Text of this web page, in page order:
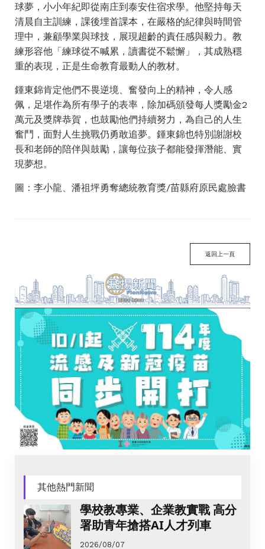
球夢，小小年紀即從南庄到泰安住宿求學。他堅持每天
清晨自主訓練，課後埋首課本，在嚴格的紀律與時間管
理中，兼顧學業與球技，展現超齡的責任感與毅力。教
練形容他「練球從不喊累，讀書從不鬆懈」，其成熟穩
重的表現，正是生命教育最動人的教材。
鍾東錦肯定他們不畏逆境、奮發向上的精神，令人感
佩，足堪作為所有學子的表率，除加碼頒發每人獎勵金2
萬元及獎牌恭賀，也鼓勵他們持續努力，為自己的人生
奮鬥，面對人生挑戰仍勇敢追夢。鍾東錦也特別謝謝校
長和老師的陪伴與鼓勵，讓每位孩子都能發揮潛能、實
現夢想。
圖：李小龍、潘祖坪勇奪總統教育獎/苗縣府原民處臉書
返回上一頁
其他熱門新聞
學校教專業、企業教實戰 高分
署助青年搶搭AI人才列車
2026/08/07